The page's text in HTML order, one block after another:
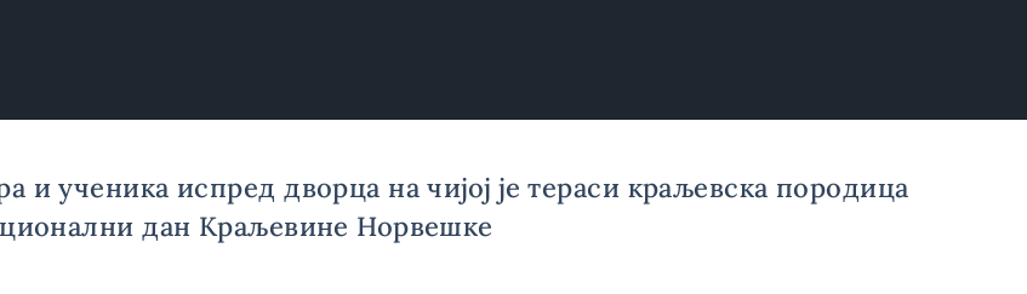
ученика испред дворца на чијој је тераси краљевска породица
дан Краљевине Норвешке